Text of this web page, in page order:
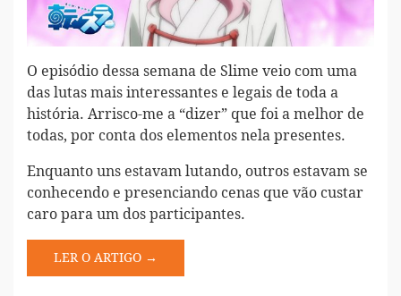
O episódio dessa semana de Slime veio com uma
das lutas mais interessantes e legais de toda a
história. Arrisco-me a “dizer” que foi a melhor de
todas, por conta dos elementos nela presentes.
Enquanto uns estavam lutando, outros estavam se
conhecendo e presenciando cenas que vão custar
caro para um dos participantes.
LER O ARTIGO →